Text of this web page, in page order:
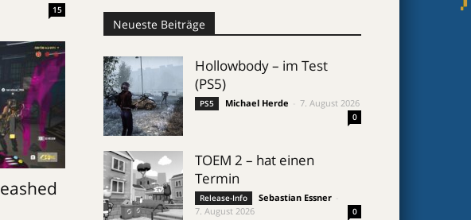
15
Neueste Beiträge
Hollowbody – im Test
(PS5)
PS5 Michael Herde 7. August 2026
0
TOEM 2 – hat einen
Termin
Release-Info Sebastian Essner
7. August 2026
0